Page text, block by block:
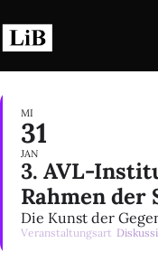
Inhalt
springen
MI
31
JAN
3. AVL-
Rahmen der
Die Kunst der
Veranstaltungsart